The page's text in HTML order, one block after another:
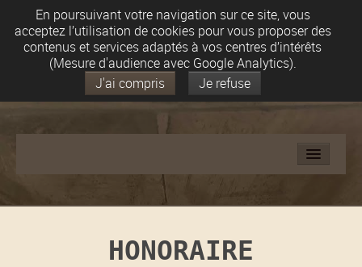
En poursuivant votre navigation sur ce site, vous
acceptez l’utilisation de cookies pour vous proposer des
contenus et services adaptés à vos centres d’intérêts
(Mesure d'audience avec Google Analytics).
J'ai compris
Je refuse
ACCUEIL
LA GRAPHOTHERAPIE
HONORAIRE